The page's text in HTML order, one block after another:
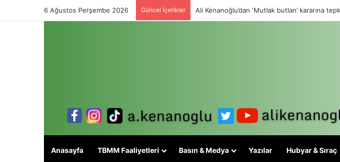
6 Ağustos Perşembe 2026 Güncel İçerikler Ali Kenanoğlu’dan ‘Mutlak butlan’ kararına
Anasayfa TBMM Faaliyetleri Basın & Medya Yazılar Hubyar & Sıraç